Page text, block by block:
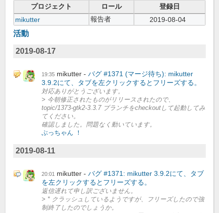
プロジェクト ロール
登録日
mikutter
報告者 2019-08-04
活動
2019-08-17
19:35 mikutter
バグ #1371 (マージ待ち): mikutter
3.9.2にて、タブを左クリックするとフリーズする。
対応ありがとうございます。
> 今朝修正されたものがリリースされたので、
topic/1373-gtk2-3.3.7 ブランチをcheckoutして起動してみ
てください。
確認しました。問題なく動いています。
ぶっちゃん ！
2019-08-11
20:01 mikutter
バグ #1371: mikutter 3.9.2にて、タブ
を左クリックするとフリーズする。
返信遅れて申し訳ございません。
> * クラッシュしているようですが、フリーズしたので強
制終了したのでしょうか。